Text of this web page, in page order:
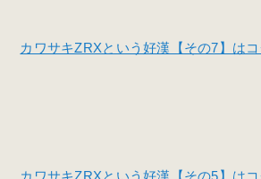
カワサキZRXという好漢【その7】はコ
カワサキZRXという好漢【その5】はコ